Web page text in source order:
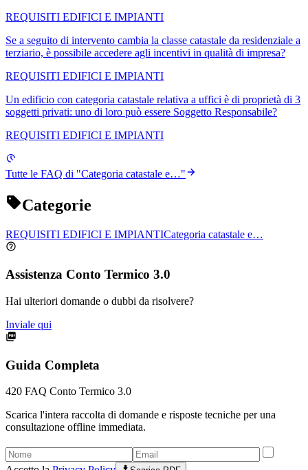
REQUISITI EDIFICI E IMPIANTI
Se a seguito di intervento cambia la classe catastale da residenziale a
terziario, è possibile accedere agli incentivi in qualità di impresa?
REQUISITI EDIFICI E IMPIANTI
Un edificio con categoria catastale relativa a uffici è di proprietà di 3
soggetti privati: uno di loro può essere Soggetto Responsabile?
REQUISITI EDIFICI E IMPIANTI
Tutte le FAQ di "Categoria catastale e…"
Categorie
REQUISITI EDIFICI E IMPIANTICategoria catastale e…
Assistenza Conto Termico 3.0
Hai ulteriori domande o dubbi da risolvere?
Inviale qui
Guida Completa
420 FAQ Conto Termico 3.0
Scarica l'intera raccolta di domande e risposte tecniche per una
consultazione offline immediata.